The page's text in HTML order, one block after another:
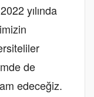
yılında
de
edeceğiz.